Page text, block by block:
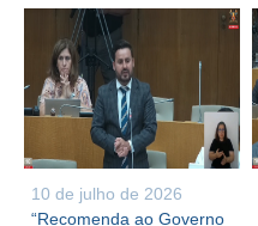
10 de julho de 2026
“Recomenda ao Governo